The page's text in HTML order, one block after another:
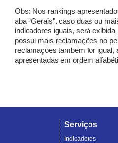
Obs: Nos rankings
aba “Gerais”, caso duas ou
indicadores iguais, será
possui mais reclamações no
reclamações também for igual,
apresentadas em ordem
Serviços
Indicadores